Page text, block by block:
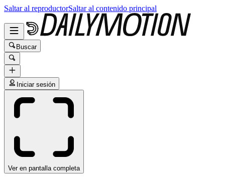
Saltar al reproductorSaltar al contenido principal
Buscar
Iniciar sesión
Ver en pantalla completa